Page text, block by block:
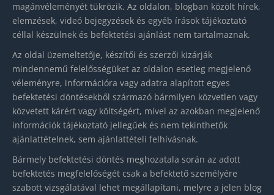
magánvéleményét tükrözik. Az oldalon, blogban közölt hírek,
elemzések, videó bejegyzések és egyéb írások tájékoztató
céllal készülnek és befektetési ajánlást nem tartalmaznak.
Az oldal üzemeltetője, készítői és szerzői kizárják
mindennemű felelősségüket az oldalon esetleg megjelenő
véleményre, információra vagy adatra alapított egyes
befektetési döntésekből származó bármilyen közvetlen vagy
közvetett kárért vagy költségért, mivel az azokban megjelenő
információk tájékoztató jellegűek és nem tekinthetők
ajánlattételnek, sem ajánlattételi felhívásnak.
Bármely befektetési döntés meghozatala során az adott
befektetés megfelelőségét csak a befektető személyére
szabott vizsgálatával lehet megállapítani, melyre a jelen blog